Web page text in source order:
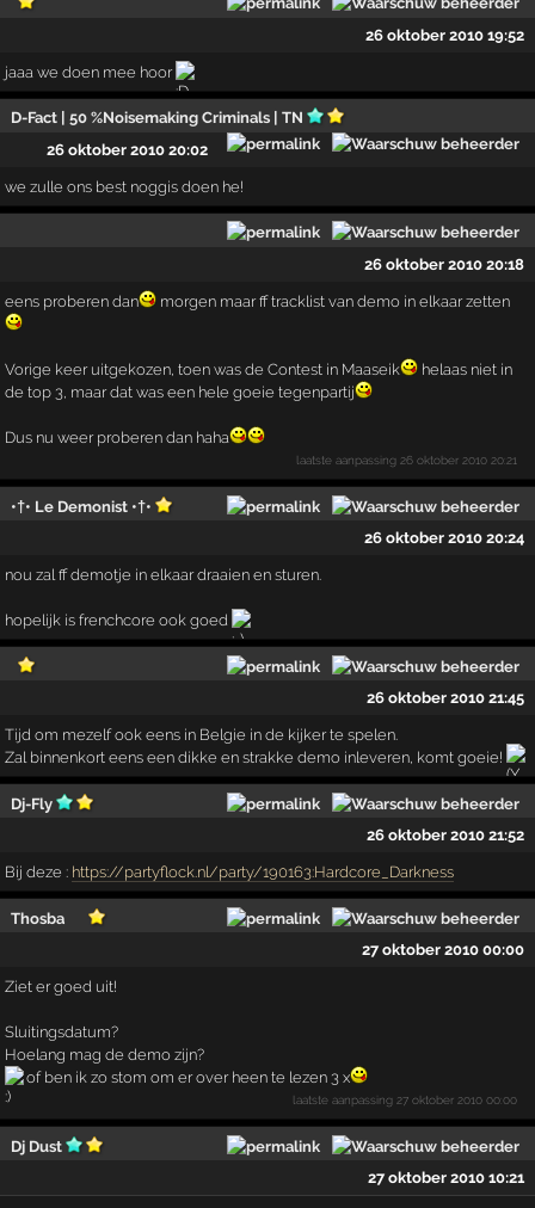
26 oktober 2010 19:52
jaaa we doen mee hoor
D-Fact | 50 %Noisemaking Criminals | TN
26 oktober 2010 20:02
we zulle ons best noggis doen he!
26 oktober 2010 20:18
eens proberen dan morgen maar ff tracklist van demo in elkaar zetten
Vorige keer uitgekozen, toen was de Contest in Maaseik
helaas niet in
de top 3, maar dat was een hele goeie tegenpartij
Dus nu weer proberen dan haha
laatste aanpassing 26 oktober 2010 20:21
•†• Le Demonist •†•
26 oktober 2010 20:24
nou zal ff demotje in elkaar draaien en sturen.
hopelijk is frenchcore ook goed
26 oktober 2010 21:45
Tijd om mezelf ook eens in Belgie in de kijker te spelen.
Zal binnenkort eens een dikke en strakke demo inleveren, komt goeie!
Dj-Fly
26 oktober 2010 21:52
Bij deze : https://partyflock.nl/party/190163:Hardcore_Darkness
Thosba
27 oktober 2010 00:00
Ziet er goed uit!
Sluitingsdatum?
Hoelang mag de demo zijn?
of ben ik zo stom om er over heen te lezen 3 x
laatste aanpassing 27 oktober 2010 00:00
Dj Dust
27 oktober 2010 10:21